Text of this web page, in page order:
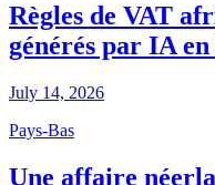
Règles de VAT
générés par IA en
July 14, 2026
Pays-Bas
Une affaire